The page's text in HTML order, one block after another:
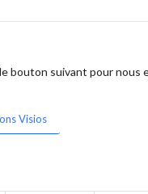
bouton suivant pour nous
Visios